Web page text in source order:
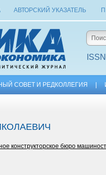
АВТОРСКИЙ УКАЗАТЕЛЬ
СОВЕТ И РЕДКОЛЛЕГИЯ
конструкторское бюро